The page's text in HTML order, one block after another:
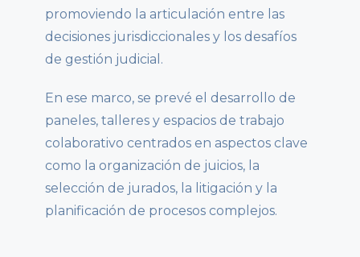
promoviendo la articulación entre las
decisiones jurisdiccionales y los desafíos
de gestión judicial.
En ese marco, se prevé el desarrollo de
paneles, talleres y espacios de trabajo
colaborativo centrados en aspectos clave
como la organización de juicios, la
selección de jurados, la litigación y la
planificación de procesos complejos.